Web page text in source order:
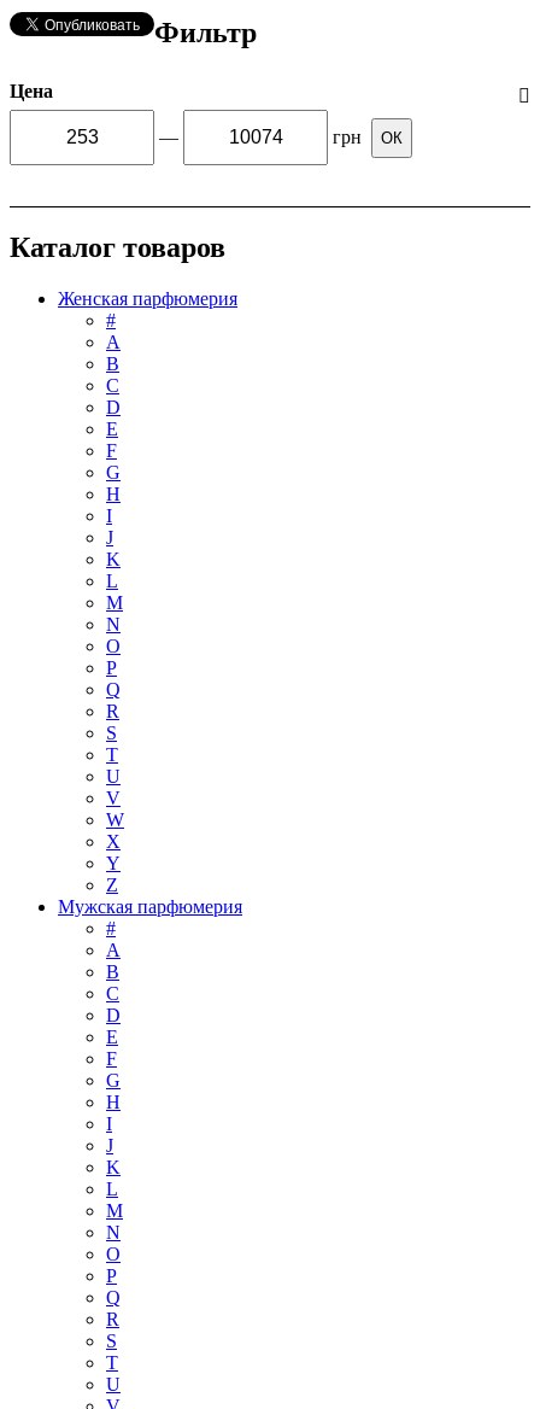
Фильтр
Цена
— грн ОК
Каталог товаров
Женская парфюмерия
#
А
B
C
D
E
F
G
H
I
J
K
L
M
N
O
P
Q
R
S
T
U
V
W
X
Y
Z
Мужская парфюмерия
#
A
B
C
D
E
F
G
H
I
J
K
L
M
N
O
P
Q
R
S
T
U